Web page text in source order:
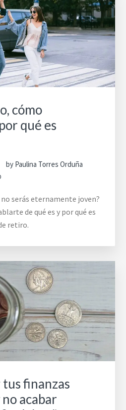
cómo
qué es
by Paulina Torres Orduña
serás eternamente joven?
de qué es y por qué es
retiro.
finanzas
acabar